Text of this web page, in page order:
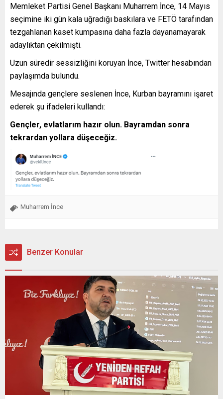
Memleket Partisi Genel Başkanı Muharrem İnce, 14 Mayıs
seçimine iki gün kala uğradığı baskılara ve FETÖ tarafından
tezgahlanan kaset kumpasına daha fazla dayanamayarak
adaylıktan çekilmişti.
Uzun süredir sessizliğini koruyan İnce, Twitter hesabından
paylaşımda bulundu.
Mesajında gençlere seslenen İnce, Kurban bayramını işaret
ederek şu ifadeleri kullandı:
Gençler, evlatlarım hazır olun. Bayramdan sonra
tekrardan yollara düşeceğiz.
Muharrem İnce
Benzer Konular